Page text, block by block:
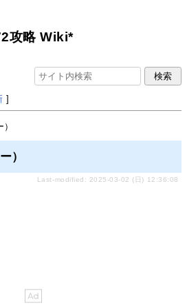
攻略 Wiki*
]
）
Last-modified: 2025-03-02 (日) 12:36:08